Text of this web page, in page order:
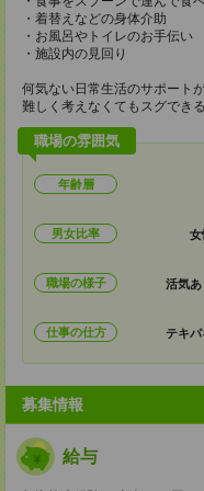
・着替えなどの身体介助
・お風呂やトイレのお手伝い
・施設内の見回り
何気ない日常生活のサポート
難しく考えなくてもスグでき
職場の雰囲気
年齢層
男女比率 女
職場の様子 活気あ
仕事の仕方 テキパ
募集情報
給与